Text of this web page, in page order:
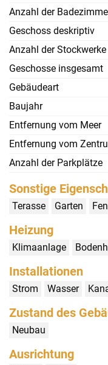
Anzahl der
Geschoss deskriptiv
Anzahl der Stockwerke
Geschosse insgesamt
Gebäudeart
Baujahr
Entfernung vom Meer
Entfernung vom
Anzahl der Parkplätze
Sonstige
Terasse Garten
Heizung
Klimaanlage
Installationen
Strom Wasser
Zustand des
Neubau
Ausrichtung